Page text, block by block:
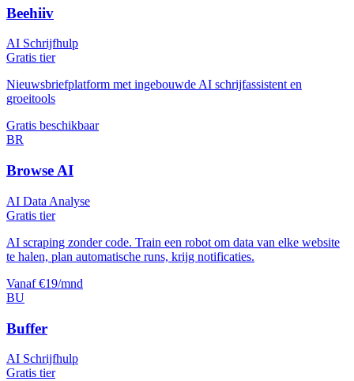
Beehiiv
AI Schrijfhulp
Gratis tier
Nieuwsbriefplatform met ingebouwde AI schrijfassistent en
groeitools
Gratis beschikbaar
BR
Browse AI
AI Data Analyse
Gratis tier
AI scraping zonder code. Train een robot om data van elke website
te halen, plan automatische runs, krijg notificaties.
Vanaf €19/mnd
BU
Buffer
AI Schrijfhulp
Gratis tier